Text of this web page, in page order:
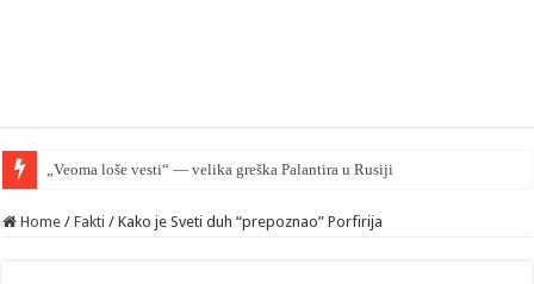
„Veoma loše vesti“ — velika greška Palantira u Rusiji
Home / Fakti / Kako je Sveti duh “prepoznao” Porfirija